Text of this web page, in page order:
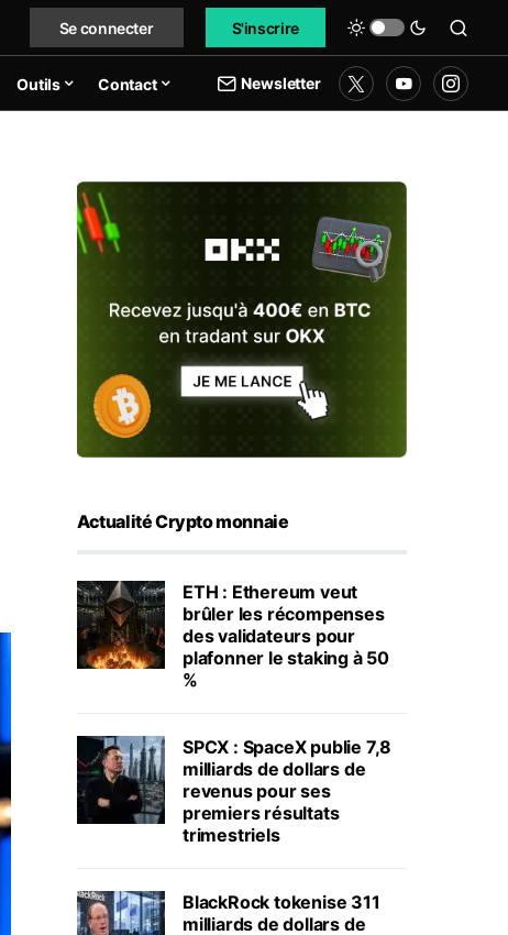
Se connecter S'inscrire
Outils Contact Newsletter
Actualité Crypto monnaie
ETH : Ethereum veut
brûler les récompenses
des validateurs pour
plafonner le staking à 50
%
SPCX : SpaceX publie 7,8
milliards de dollars de
revenus pour ses
premiers résultats
trimestriels
BlackRock tokenise 311
milliards de dollars de